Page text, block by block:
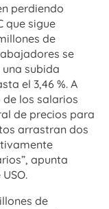
perdiendo
que sigue
de
se
subida
el 3,46 %. A
los salarios
de precios para
arrastran dos
apunta
de